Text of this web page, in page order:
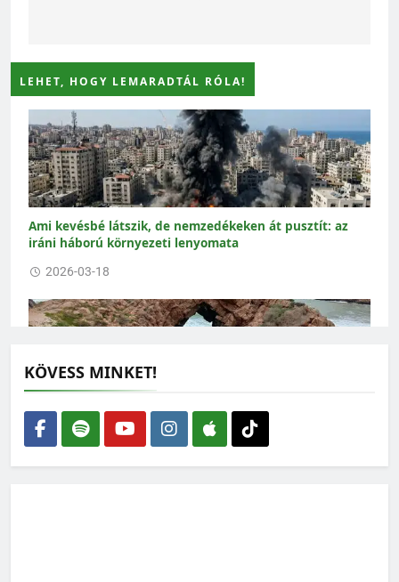
LEHET, HOGY LEMARADTÁL RÓLA!
Ami kevésbé látszik, de nemzedékeken át pusztít: az
iráni háború környezeti lenyomata
2026-03-18
Marokkói példa: látványos eredményt hozott a
nejlonzacskók betiltása
KÖVESS MINKET!